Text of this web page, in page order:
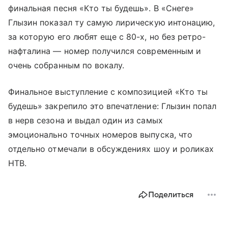
финальная песня «Кто ты будешь». В «Снеге»
Глызин показал ту самую лирическую интонацию,
за которую его любят еще с 80-х, но без ретро-
нафталина — номер получился современным и
очень собранным по вокалу.
Финальное выступление с композицией «Кто ты
будешь» закрепило это впечатление: Глызин попал
в нерв сезона и выдал один из самых
эмоционально точных номеров выпуска, что
отдельно отмечали в обсуждениях шоу и роликах
НТВ.
Поделиться